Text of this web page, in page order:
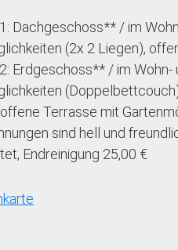
Dachgeschoss** / im
(2x 2 Liegen),
Erdgeschoss** / im Wohn-
Terrasse mit
sind hell und
Endreinigung 25,00 €